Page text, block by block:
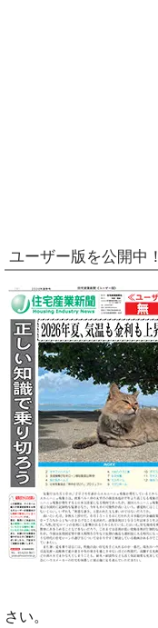
ユーザー版を公開中！
さい。